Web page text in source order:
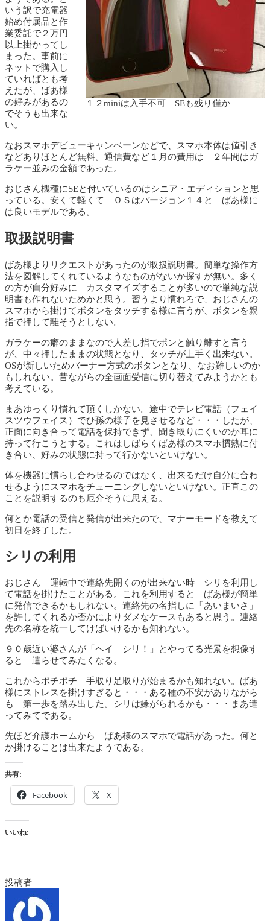
１２miniは入手不可 SEも残り僅か
いう訳で充電器
始め付属品と作
業委託で２万円
以上掛かってし
まった。事前に
ネットで購入し
ていればとも考
えたが、ばあ様
の好みがあるの
でそうも出来な
い。
なおスマホデビューキャンペーンなどで、スマホ本体は値引き
などありほとんど無料。通信費など１月の費用は ２年間はガ
ラケー並みの金額であった。
おじさん機種にSEと付いているのはシニア・エディションと思
っている。安くて軽くて ＯＳはバージョン１４と ばあ様に
は良いモデルである。
取扱説明書
ばあ様よりリクエストがあったのが取扱説明書。簡単な操作方
法を図解してくれているようなものがないか探すが無い。多く
の方が自分好みに カスタマイズすることが多いので単純な説
明書も作れないためかと思う。習うより慣れろで、おじさんの
スマホから掛けてボタンをタッチする様に言うが、ボタンを親
指で押して離そうとしない。
ガラケーの癖のままなので人差し指でポンと触り離すと言う
が、中々押したままの状態となり、タッチが上手く出来ない。
OSが新しいためバーナー方式のボタンとなり、なお難しいのか
もしれない。昔ながらの全画面受信に切り替えてみようかとも
考えている。
まあゆっくり慣れて頂くしかない。途中でテレビ電話（フェイ
スツウフェイス）でひ孫の様子を見させるなど・・・したが、
正面に向き合って電話を保持できず、聞き取りにくいのか耳に
持って行こうとする。これはしばらくばあ様のスマホ慣熟に付
き合い、好みの状態に持って行かないといけない。
体を機器に慣らし合わせるのではなく、出来るだけ自分に合わ
せるようにスマホをチューニングしないといけない。正直この
ことを説明するのも厄介そうに思える。
何とか電話の受信と発信が出来たので、マナーモードを教えて
初日を終了した。
シリの利用
おじさん 運転中で連絡先開くのが出来ない時 シリを利用し
て電話を掛けたことがある。これを利用すると ばあ様が簡単
に発信できるかもしれない。連絡先の名指しに「あいまいさ」
を許してくれるか否かによりダメなケースもあると思う。連絡
先の名称を統一してけばいけるかも知れない。
９０歳近い婆さんが「ヘイ シリ！」とやってる光景を想像す
ると 遣らせてみたくなる。
これからボチボチ 手取り足取りが始まるかも知れない。ばあ
様にストレスを掛けすぎると・・・ある種の不安がありながら
も 第一歩を踏み出した。シリは嫌がられるかも・・・まあ遣
ってみてである。
先ほど介護ホームから ばあ様のスマホで電話があった。何と
か掛けることは出来たようである。
共有:
Facebook X
いいね:
投稿者